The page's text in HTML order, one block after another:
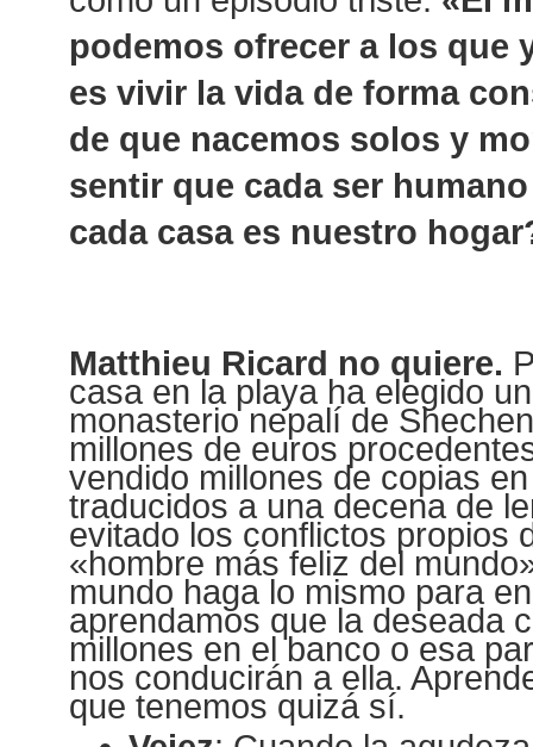
podemos ofrecer a los que
es vivir la vida de forma
de que nacemos solos y
sentir que cada ser
cada casa es nuestro
Matthieu Ricard no quiere.
casa en la playa ha elegido
monasterio nepalí de
millones de euros
vendido millones de copias
traducidos a una decena de
evitado los conflictos propios
«hombre más feliz del
mundo haga lo mismo para
aprendamos que la deseada
millones en el banco o esa
nos conducirán a ella.
que tenemos quizá sí.